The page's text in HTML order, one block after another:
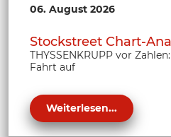
06. August 2026
Stockstreet Chart-
THYSSENKRUPP vor
Fahrt auf
Weiterlesen...